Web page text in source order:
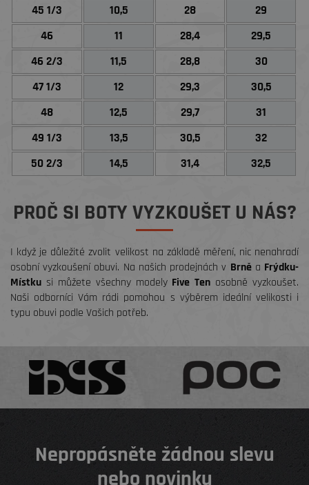
45 1/3
10,5 28
29
46
11 28,4
29,5
46 2/3
11,5 28,8
30
47 1/3
12 29,3
30,5
48
12,5 29,7
31
49 1/3
13,5 30,5
32
50 2/3
14,5 31,4 32,5
PROČ SI BOTY VYZKOUŠET U NÁS?
I když je důležité zvolit velikost na základě měření, nic nenahradí
osobní vyzkoušení obuvi. Na našich prodejnách v Brněa Frýdku-
Místku si můžete všechny modely Five Ten osobně vyzkoušet.
Naši odborníci Vám rádi pomohou s výběrem ideální velikosti i
typu obuvi podle Vašich potřeb.
Nepropásněte žádnou slevu
nebo novinku